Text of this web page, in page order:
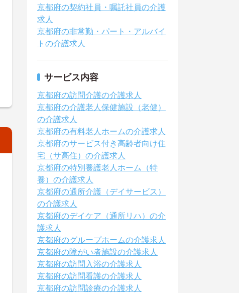
京都府の契約社員・嘱託社員の介護
求人
京都府の非常勤・パート・アルバイ
トの介護求人
サービス内容
京都府の訪問介護の介護求人
京都府の介護老人保健施設（老健）
の介護求人
京都府の有料老人ホームの介護求人
京都府のサービス付き高齢者向け住
宅（サ高住）の介護求人
京都府の特別養護老人ホーム（特
養）の介護求人
京都府の通所介護（デイサービス）
の介護求人
京都府のデイケア（通所リハ）の介
護求人
京都府のグループホームの介護求人
京都府の障がい者施設の介護求人
京都府の訪問入浴の介護求人
京都府の訪問看護の介護求人
京都府の訪問診療の介護求人